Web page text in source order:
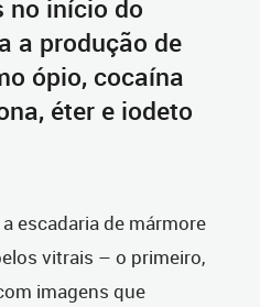
no início do
a produção de
ópio, cocaína
éter e iodeto
escadaria de mármore
vitrais – o primeiro,
imagens que